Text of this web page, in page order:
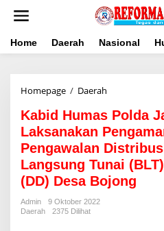
Home Daerah Nasional
Homepage / Daerah
Polda
Jabar
Polisi
Laksanakan
Pengamanan
Dan
Kabid Humas Polda
Laksanakan
Pengawalan
Langsung Tunai
(DD) Desa Bojong
Admin
9 Oktober 2022
Daerah
2375 Dilihat